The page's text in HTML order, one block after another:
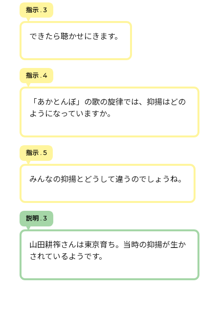
指示 . 3
できたら聴かせにきます。
指示 . 4
「あかとんぼ」の歌の旋律では、抑揚はどの
ようになっていますか。
指示 . 5
みんなの抑揚とどうして違うのでしょうね。
説明 . 3
山田耕筰さんは東京育ち。当時の抑揚が生か
されているようです。